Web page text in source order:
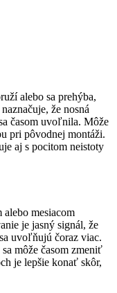
alebo sa prehýba,
že nosná
časom uvoľnila. Môže
pri pôvodnej montáži.
aj s pocitom neistoty
mesiacom
je jasný signál, že
uvoľňujú čoraz viac.
môže časom zmeniť
je lepšie konať skôr,